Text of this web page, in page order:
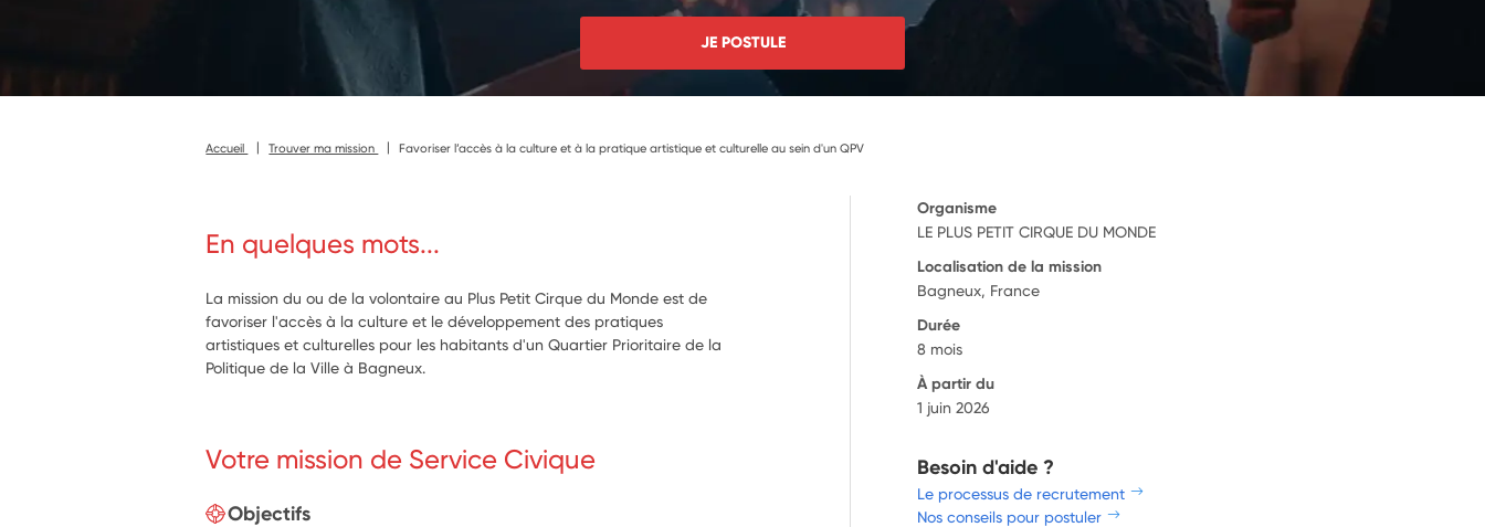
JE POSTULE
Accueil Trouver ma mission Favoriser l’accès à la culture et à la pratique artistique et culturelle au sein d'un QPV
En quelques mots...
La mission du ou de la volontaire au Plus Petit Cirque du Monde est de
favoriser l'accès à la culture et le développement des pratiques
artistiques et culturelles pour les habitants d'un Quartier Prioritaire de la
Politique de la Ville à Bagneux.
Votre mission de Service Civique
Objectifs
Organisme
LE PLUS PETIT CIRQUE DU MONDE
Localisation de la mission
Bagneux, France
Durée
8 mois
À partir du
1 juin 2026
Besoin d'aide ?
Le processus de recrutement
Nos conseils pour postuler